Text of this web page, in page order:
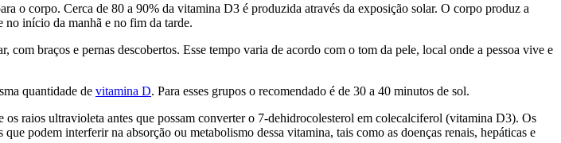
o corpo. Cerca de 80 a 90% da vitamina D3 é produzida através da exposição solar. O corpo produz a
início da manhã e no fim da tarde.
braços e pernas descobertos. Esse tempo varia de acordo com o tom da pele, local onde a pessoa vive e
quantidade de vitamina D. Para esses grupos o recomendado é de 30 a 40 minutos de sol.
raios ultravioleta antes que possam converter o 7-dehidrocolesterol em colecalciferol (vitamina D3). Os
podem interferir na absorção ou metabolismo dessa vitamina, tais como as doenças renais, hepáticas e